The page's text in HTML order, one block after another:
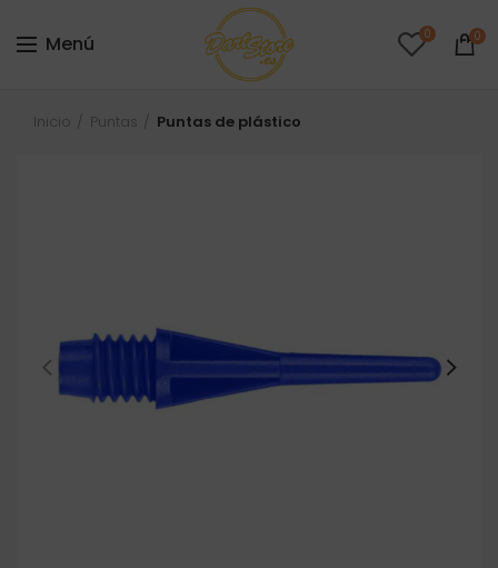
Menú 0 0
Inicio Puntas Puntas de plástico